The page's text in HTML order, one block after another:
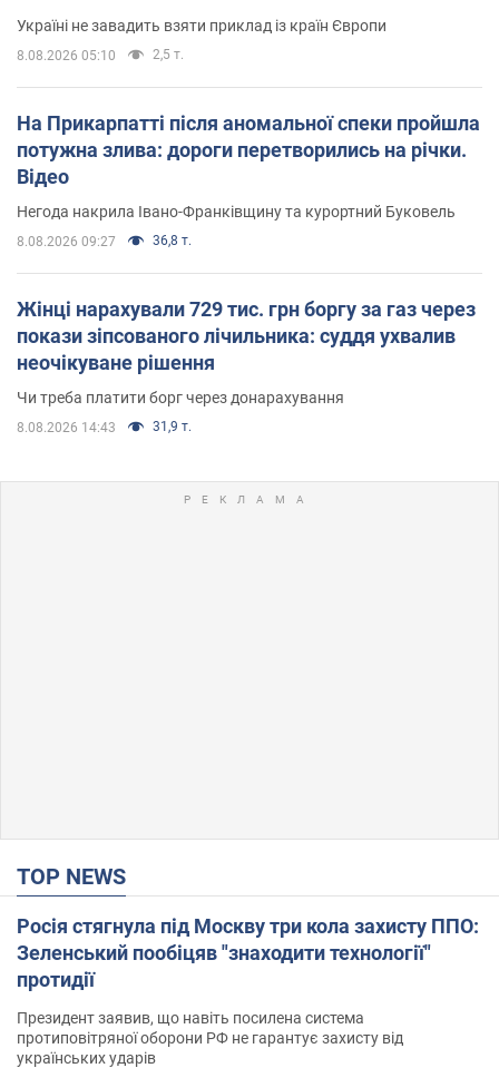
Україні не завадить взяти приклад із країн Європи
8.08.2026 05:10 2,5 т.
На Прикарпатті після аномальної спеки пройшла
потужна злива: дороги перетворились на річки.
Відео
Негода накрила Івано-Франківщину та курортний Буковель
8.08.2026 09:27 36,8 т.
Жінці нарахували 729 тис. грн боргу за газ через
покази зіпсованого лічильника: суддя ухвалив
неочікуване рішення
Чи треба платити борг через донарахування
8.08.2026 14:43 31,9 т.
TOP NEWS
Росія стягнула під Москву три кола захисту ППО:
Зеленський пообіцяв "знаходити технології"
протидії
Президент заявив, що навіть посилена система
протиповітряної оборони РФ не гарантує захисту від
українських ударів